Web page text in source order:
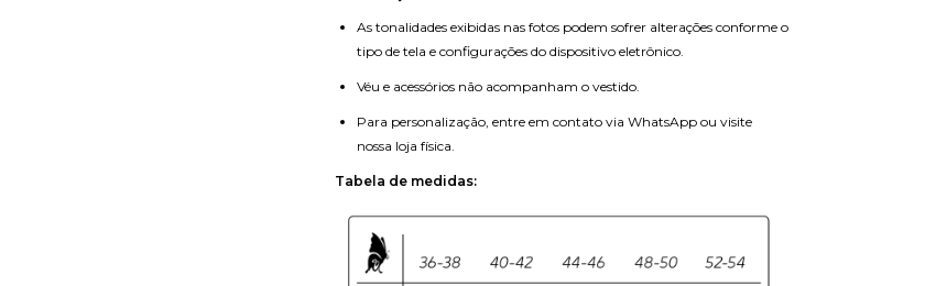
As tonalidades exibidas nas fotos podem sofrer alterações conforme o
tipo de tela e configurações do dispositivo eletrônico.
Véu e acessórios não acompanham o vestido.
Para personalização, entre em contato via WhatsApp ou visite
nossa loja física.
Tabela de medidas: